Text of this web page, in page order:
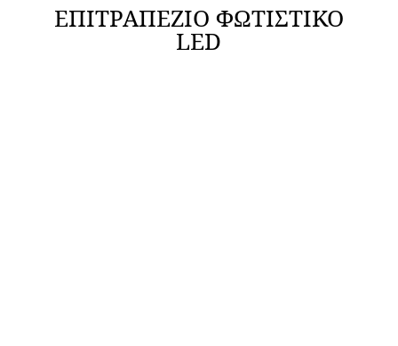
ΕΠΙΤΡΑΠΕΖΙΟ ΦΩΤΙΣΤΙΚΟ
LED